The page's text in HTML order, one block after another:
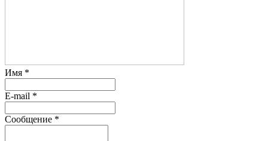
Имя *
E-mail *
Сообщение *